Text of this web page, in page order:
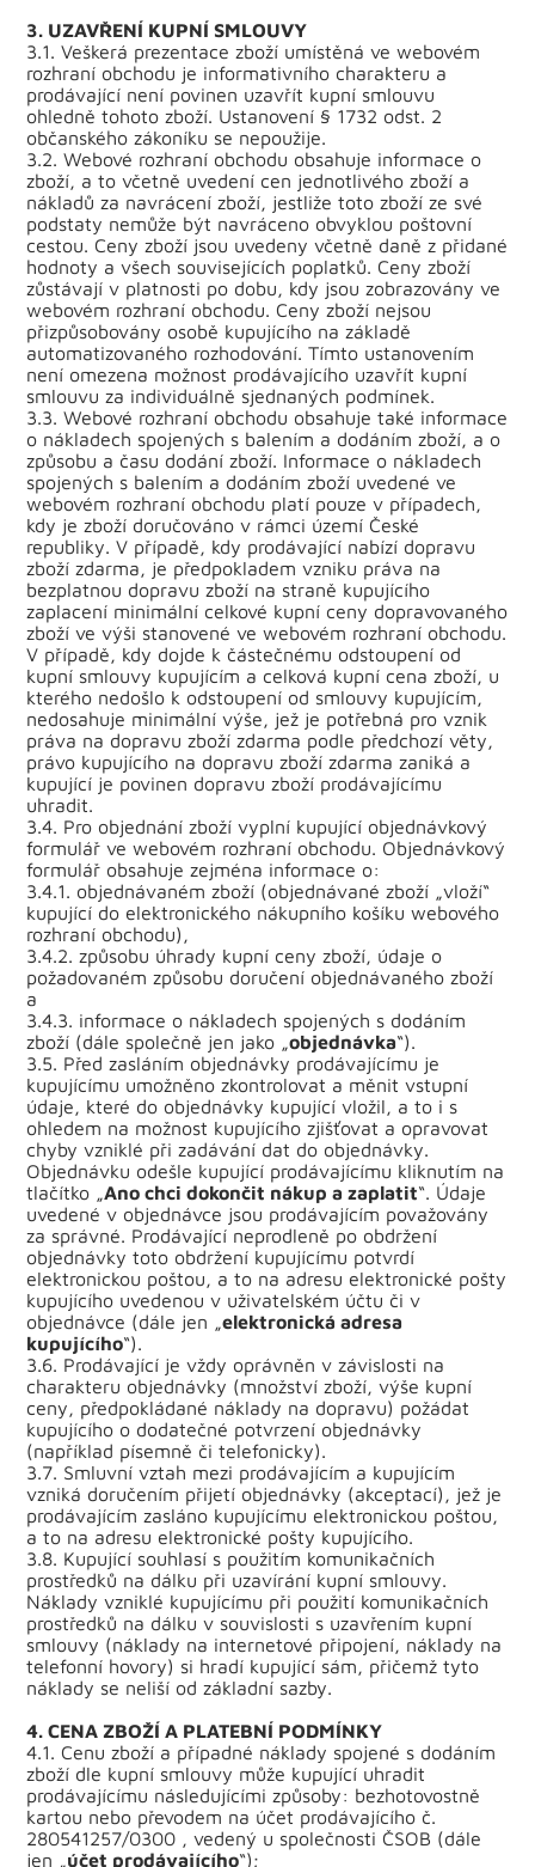
3. UZAVŘENÍ KUPNÍ SMLOUVY
3.1. Veškerá prezentace zboží umístěná ve webovém
rozhraní obchodu je informativního charakteru a
prodávající není povinen uzavřít kupní smlouvu
ohledně tohoto zboží. Ustanovení § 1732 odst. 2
občanského zákoníku se nepoužije.
3.2. Webové rozhraní obchodu obsahuje informace o
zboží, a to včetně uvedení cen jednotlivého zboží a
nákladů za navrácení zboží, jestliže toto zboží ze své
podstaty nemůže být navráceno obvyklou poštovní
cestou. Ceny zboží jsou uvedeny včetně daně z přidané
hodnoty a všech souvisejících poplatků. Ceny zboží
zůstávají v platnosti po dobu, kdy jsou zobrazovány ve
webovém rozhraní obchodu. Ceny zboží nejsou
přizpůsobovány osobě kupujícího na základě
automatizovaného rozhodování. Tímto ustanovením
není omezena možnost prodávajícího uzavřít kupní
smlouvu za individuálně sjednaných podmínek.
3.3. Webové rozhraní obchodu obsahuje také informace
o nákladech spojených s balením a dodáním zboží, a o
způsobu a času dodání zboží. Informace o nákladech
spojených s balením a dodáním zboží uvedené ve
webovém rozhraní obchodu platí pouze v případech,
kdy je zboží doručováno v rámci území České
republiky. V případě, kdy prodávající nabízí dopravu
zboží zdarma, je předpokladem vzniku práva na
bezplatnou dopravu zboží na straně kupujícího
zaplacení minimální celkové kupní ceny dopravovaného
zboží ve výši stanovené ve webovém rozhraní obchodu.
V případě, kdy dojde k částečnému odstoupení od
kupní smlouvy kupujícím a celková kupní cena zboží, u
kterého nedošlo k odstoupení od smlouvy kupujícím,
nedosahuje minimální výše, jež je potřebná pro vznik
práva na dopravu zboží zdarma podle předchozí věty,
právo kupujícího na dopravu zboží zdarma zaniká a
kupující je povinen dopravu zboží prodávajícímu
uhradit.
3.4. Pro objednání zboží vyplní kupující objednávkový
formulář ve webovém rozhraní obchodu. Objednávkový
formulář obsahuje zejména informace o:
3.4.1. objednávaném zboží (objednávané zboží „vloží“
kupující do elektronického nákupního košíku webového
rozhraní obchodu),
3.4.2. způsobu úhrady kupní ceny zboží, údaje o
požadovaném způsobu doručení objednávaného zboží
a
3.4.3. informace o nákladech spojených s dodáním
zboží (dále společně jen jako „objednávka“).
3.5. Před zasláním objednávky prodávajícímu je
kupujícímu umožněno zkontrolovat a měnit vstupní
údaje, které do objednávky kupující vložil, a to i s
ohledem na možnost kupujícího zjišťovat a opravovat
chyby vzniklé při zadávání dat do objednávky.
Objednávku odešle kupující prodávajícímu kliknutím na
tlačítko „Ano chci dokončit nákup a zaplatit“. Údaje
uvedené v objednávce jsou prodávajícím považovány
za správné. Prodávající neprodleně po obdržení
objednávky toto obdržení kupujícímu potvrdí
elektronickou poštou, a to na adresu elektronické pošty
kupujícího uvedenou v uživatelském účtu či v
objednávce (dále jen „elektronická adresa
kupujícího“).
3.6. Prodávající je vždy oprávněn v závislosti na
charakteru objednávky (množství zboží, výše kupní
ceny, předpokládané náklady na dopravu) požádat
kupujícího o dodatečné potvrzení objednávky
(například písemně či telefonicky).
3.7. Smluvní vztah mezi prodávajícím a kupujícím
vzniká doručením přijetí objednávky (akceptací), jež je
prodávajícím zasláno kupujícímu elektronickou poštou,
a to na adresu elektronické pošty kupujícího.
3.8. Kupující souhlasí s použitím komunikačních
prostředků na dálku při uzavírání kupní smlouvy.
Náklady vzniklé kupujícímu při použití komunikačních
prostředků na dálku v souvislosti s uzavřením kupní
smlouvy (náklady na internetové připojení, náklady na
telefonní hovory) si hradí kupující sám, přičemž tyto
náklady se neliší od základní sazby.
4. CENA ZBOŽÍ A PLATEBNÍ PODMÍNKY
4.1. Cenu zboží a případné náklady spojené s dodáním
zboží dle kupní smlouvy může kupující uhradit
prodávajícímu následujícími způsoby: bezhotovostně
kartou nebo převodem na účet prodávajícího č.
280541257/0300 , vedený u společnosti ČSOB (dále
jen „účet prodávajícího“);